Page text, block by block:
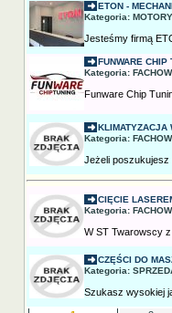
ETON -
Kategoria:
Jesteśmy firmą
FUNWARE CHIP
Kategoria:
Funware Chip
KLIMATYZACJA
Kategoria:
Jeżeli poszukujesz
CIĘCIE
Kategoria:
W ST Twarowscy z
CZĘŚCI DO
Kategoria:
Szukasz wysokiej